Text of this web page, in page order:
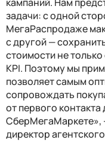
задачи: с одной
МегаРаспродаже
с другой —
стоимости не
KPI. Поэтому мы
позволяет самым
сопровождать
от первого
СберМегаМаркете»,
директор